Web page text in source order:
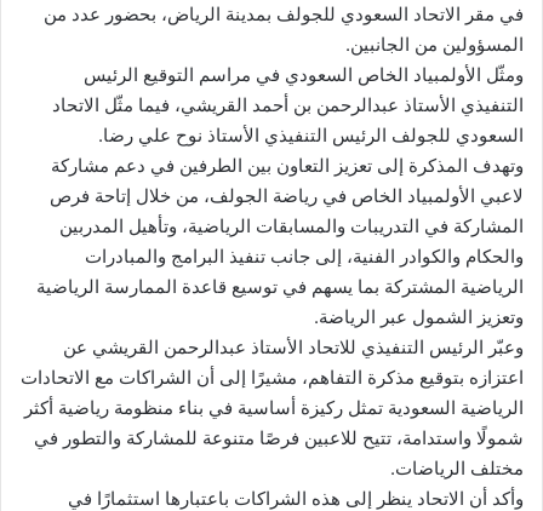
في مقر الاتحاد السعودي للجولف بمدينة الرياض، بحضور عدد من
المسؤولين من الجانبين.
ومثّل الأولمبياد الخاص السعودي في مراسم التوقيع الرئيس
التنفيذي الأستاذ عبدالرحمن بن أحمد القريشي، فيما مثّل الاتحاد
السعودي للجولف الرئيس التنفيذي الأستاذ نوح علي رضا.
وتهدف المذكرة إلى تعزيز التعاون بين الطرفين في دعم مشاركة
لاعبي الأولمبياد الخاص في رياضة الجولف، من خلال إتاحة فرص
المشاركة في التدريبات والمسابقات الرياضية، وتأهيل المدربين
والحكام والكوادر الفنية، إلى جانب تنفيذ البرامج والمبادرات
الرياضية المشتركة بما يسهم في توسيع قاعدة الممارسة الرياضية
وتعزيز الشمول عبر الرياضة.
وعبّر الرئيس التنفيذي للاتحاد الأستاذ عبدالرحمن القريشي عن
اعتزازه بتوقيع مذكرة التفاهم، مشيرًا إلى أن الشراكات مع الاتحادات
الرياضية السعودية تمثل ركيزة أساسية في بناء منظومة رياضية أكثر
شمولًا واستدامة، تتيح للاعبين فرصًا متنوعة للمشاركة والتطور في
مختلف الرياضات.
وأكد أن الاتحاد ينظر إلى هذه الشراكات باعتبارها استثمارًا في